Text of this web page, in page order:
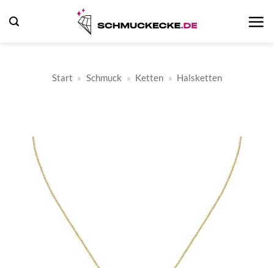
Inhalt
Start » Schmuck » Ketten » Halsketten